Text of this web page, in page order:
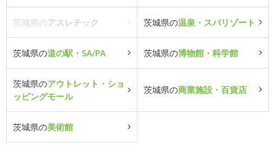
茨城県のアスレチック 茨城県の温泉・スパリゾート
茨城県の道の駅・SA/PA 茨城県の博物館・科学館
茨城県のアウトレット・ショ
ッピングモール
茨城県の商業施設・百貨店
茨城県の美術館